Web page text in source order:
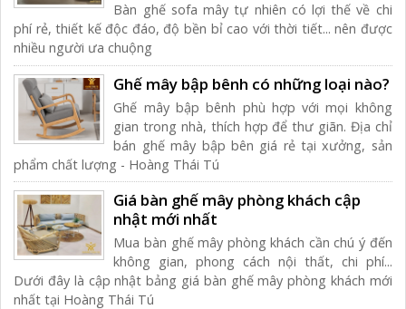
Bàn ghế sofa mây tự nhiên có lợi thế về chi
phí rẻ, thiết kế độc đáo, độ bền bỉ cao với thời tiết... nên được
nhiều người ưa chuộng
Ghế mây bập bênh có những loại nào?
Ghế mây bập bênh phù hợp với mọi không
gian trong nhà, thích hợp để thư giãn. Địa chỉ
bán ghế mây bập bên giá rẻ tại xưởng, sản
phẩm chất lượng - Hoàng Thái Tú
Giá bàn ghế mây phòng khách cập
nhật mới nhất
Mua bàn ghế mây phòng khách cần chú ý đến
không gian, phong cách nội thất, chi phí...
Dưới đây là cập nhật bảng giá bàn ghế mây phòng khách mới
nhất tại Hoàng Thái Tú